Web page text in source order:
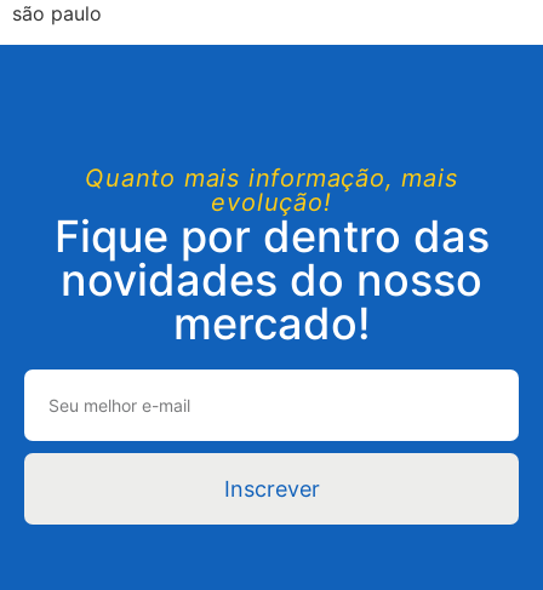
são paulo
Quanto mais informação, mais
evolução!
Fique por dentro das
novidades do nosso
mercado!
Inscrever